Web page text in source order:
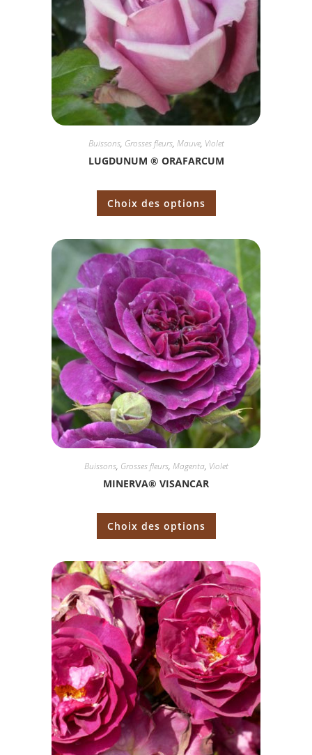
Buissons, Grosses fleurs, Mauve, Violet
LUGDUNUM ® ORAFARCUM
Choix des options
Buissons, Grosses fleurs, Magenta, Violet
MINERVA® VISANCAR
Choix des options